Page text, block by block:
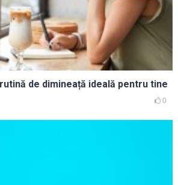
de dimineață ideală pentru tine
0